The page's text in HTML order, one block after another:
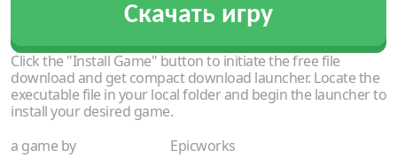
Скачать игру
Click the "Install Game" button to initiate the free file
download and get compact download launcher. Locate the
executable file in your local folder and begin the launcher to
install your desired game.
a game by
Epicworks